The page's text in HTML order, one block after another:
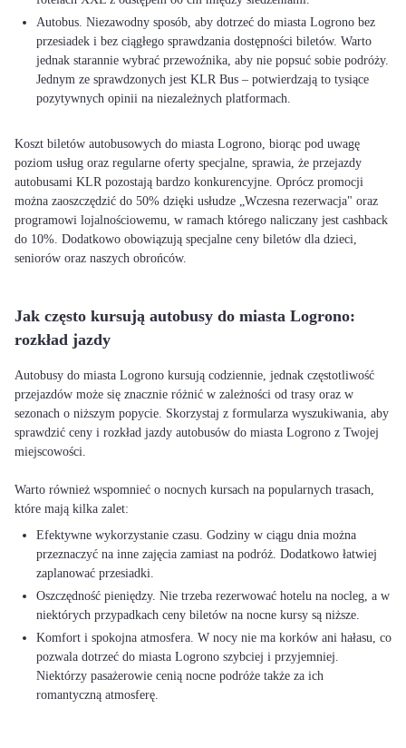
Autobus. Niezawodny sposób, aby dotrzeć do miasta Logrono bez
przesiadek i bez ciągłego sprawdzania dostępności biletów. Warto
jednak starannie wybrać przewoźnika, aby nie popsuć sobie podróży.
Jednym ze sprawdzonych jest KLR Bus – potwierdzają to tysiące
pozytywnych opinii na niezależnych platformach.
Koszt biletów autobusowych do miasta Logrono, biorąc pod uwagę
poziom usług oraz regularne oferty specjalne, sprawia, że przejazdy
autobusami KLR pozostają bardzo konkurencyjne. Oprócz promocji
można zaoszczędzić do 50% dzięki usłudze „Wczesna rezerwacja" oraz
programowi lojalnościowemu, w ramach którego naliczany jest cashback
do 10%. Dodatkowo obowiązują specjalne ceny biletów dla dzieci,
seniorów oraz naszych obrońców.
Jak często kursują autobusy do miasta Logrono:
rozkład jazdy
Autobusy do miasta Logrono kursują codziennie, jednak częstotliwość
przejazdów może się znacznie różnić w zależności od trasy oraz w
sezonach o niższym popycie. Skorzystaj z formularza wyszukiwania, aby
sprawdzić ceny i rozkład jazdy autobusów do miasta Logrono z Twojej
miejscowości.
Warto również wspomnieć o nocnych kursach na popularnych trasach,
Efektywne wykorzystanie czasu. Godziny w ciągu dnia można
przeznaczyć na inne zajęcia zamiast na podróż. Dodatkowo łatwiej
zaplanować przesiadki.
Oszczędność pieniędzy. Nie trzeba rezerwować hotelu na nocleg, a w
niektórych przypadkach ceny biletów na nocne kursy są niższe.
Komfort i spokojna atmosfera. W nocy nie ma korków ani hałasu, co
pozwala dotrzeć do miasta Logrono szybciej i przyjemniej.
Niektórzy pasażerowie cenią nocne podróże także za ich
romantyczną atmosferę.